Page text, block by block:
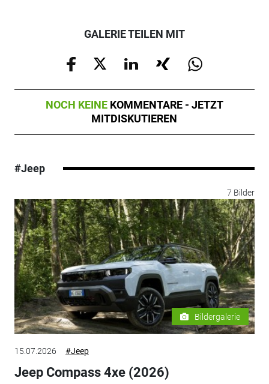
GALERIE TEILEN MIT
NOCH KEINE KOMMENTARE - JETZT
MITDISKUTIEREN
#Jeep
7 Bilder
Bildergalerie
15.07.2026 #Jeep
Jeep Compass 4xe (2026)